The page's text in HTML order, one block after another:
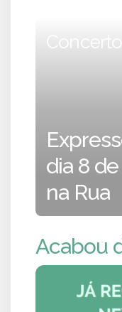
dia 8
na Rua
Acabou